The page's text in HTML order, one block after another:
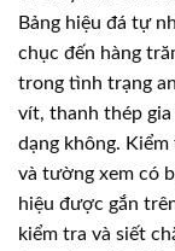
Bảng hiệu đá tự
chục đến hàng
trong tình trạng
vít, thanh thép gia
dạng không.
và tường xem có
hiệu được gắn
kiểm tra và siết